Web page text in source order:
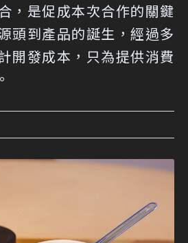
，是促成本次合作的關鍵
頭到產品的誕生，經過多
開發成本，只為提供消費